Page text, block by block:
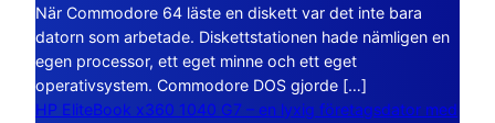
När Commodore 64 läste en diskett var det inte bara
datorn som arbetade. Diskettstationen hade nämligen en
egen processor, ett eget minne och ett eget
operativsystem. Commodore DOS gjorde […]
HP EliteBook x360 1040 G7 – en lyxig företagsdator med